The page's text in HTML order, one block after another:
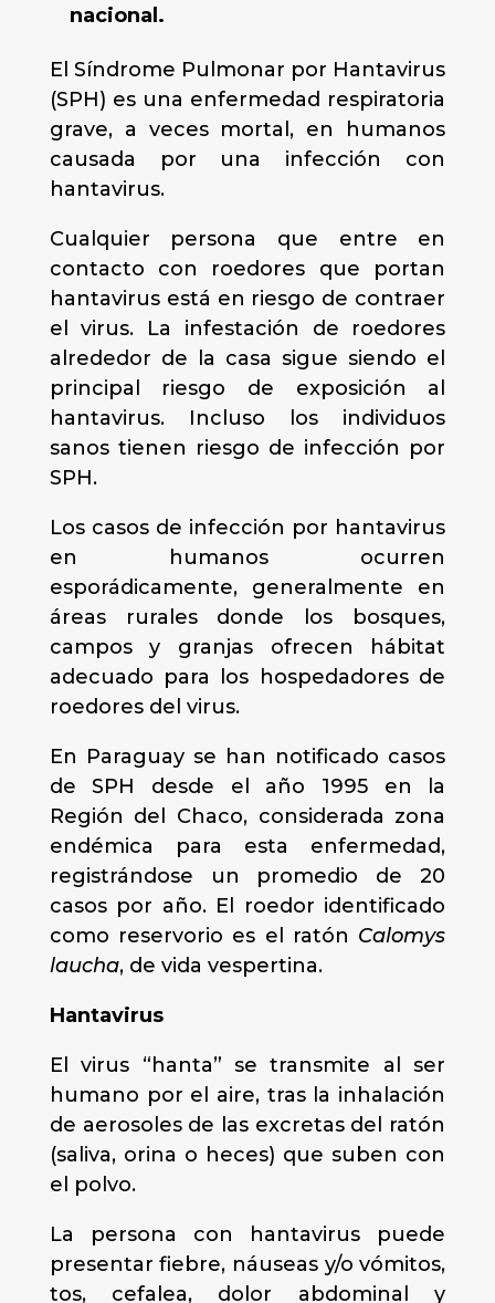
nacional.
El Síndrome Pulmonar por Hantavirus
(SPH) es una enfermedad respiratoria
grave, a veces mortal, en humanos
causada por una infección con
hantavirus.
Cualquier persona que entre en
contacto con roedores que portan
hantavirus está en riesgo de contraer
el virus. La infestación de roedores
alrededor de la casa sigue siendo el
principal riesgo de exposición al
hantavirus. Incluso los individuos
sanos tienen riesgo de infección por
SPH.
Los casos de infección por hantavirus
en humanos ocurren
esporádicamente, generalmente en
áreas rurales donde los bosques,
campos y granjas ofrecen hábitat
adecuado para los hospedadores de
roedores del virus.
En Paraguay se han notificado casos
de SPH desde el año 1995 en la
Región del Chaco, considerada zona
endémica para esta enfermedad,
registrándose un promedio de 20
casos por año. El roedor identificado
como reservorio es el ratón Calomys
laucha, de vida vespertina.
Hantavirus
El virus “hanta” se transmite al ser
humano por el aire, tras la inhalación
de aerosoles de las excretas del ratón
(saliva, orina o heces) que suben con
el polvo.
La persona con hantavirus puede
presentar fiebre, náuseas y/o vómitos,
tos, cefalea, dolor abdominal y